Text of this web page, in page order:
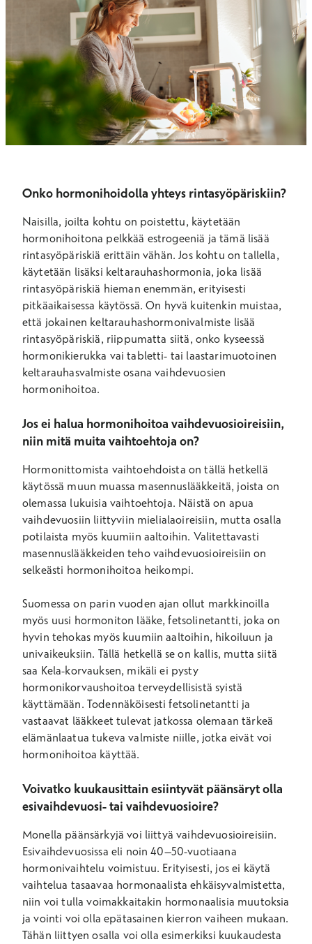
Onko hormonihoidolla yhteys rintasyöpäriskiin?
Naisilla, joilta kohtu on poistettu, käytetään
hormonihoitona pelkkää estrogeeniä ja tämä lisää
rintasyöpäriskiä erittäin vähän. Jos kohtu on tallella,
käytetään lisäksi keltarauhashormonia, joka lisää
rintasyöpäriskiä hieman enemmän, erityisesti
pitkäaikaisessa käytössä. On hyvä kuitenkin muistaa,
että jokainen keltarauhashormonivalmiste lisää
rintasyöpäriskiä, riippumatta siitä, onko kyseessä
hormonikierukka vai tabletti- tai laastarimuotoinen
keltarauhasvalmiste osana vaihdevuosien
hormonihoitoa.
Jos ei halua hormonihoitoa vaihdevuosioireisiin,
niin mitä muita vaihtoehtoja on?
Hormonittomista vaihtoehdoista on tällä hetkellä
käytössä muun muassa masennuslääkkeitä, joista on
olemassa lukuisia vaihtoehtoja. Näistä on apua
vaihdevuosiin liittyviin mielialaoireisiin, mutta osalla
potilaista myös kuumiin aaltoihin. Valitettavasti
masennuslääkkeiden teho vaihdevuosioireisiin on
selkeästi hormonihoitoa heikompi.
Suomessa on parin vuoden ajan ollut markkinoilla
myös uusi hormoniton lääke, fetsolinetantti, joka on
hyvin tehokas myös kuumiin aaltoihin, hikoiluun ja
univaikeuksiin. Tällä hetkellä se on kallis, mutta siitä
saa Kela-korvauksen, mikäli ei pysty
hormonikorvaushoitoa terveydellisistä syistä
käyttämään. Todennäköisesti fetsolinetantti ja
vastaavat lääkkeet tulevat jatkossa olemaan tärkeä
elämänlaatua tukeva valmiste niille, jotka eivät voi
hormonihoitoa käyttää.
Voivatko kuukausittain esiintyvät päänsäryt olla
esivaihdevuosi- tai vaihdevuosioire?
Monella päänsärkyjä voi liittyä vaihdevuosioireisiin.
Esivaihdevuosissa eli noin 40–50-vuotiaana
hormonivaihtelu voimistuu. Erityisesti, jos ei käytä
vaihtelua tasaavaa hormonaalista ehkäisyvalmistetta,
niin voi tulla voimakkaitakin hormonaalisia muutoksia
ja vointi voi olla epätasainen kierron vaiheen mukaan.
Tähän liittyen osalla voi olla esimerkiksi kuukaudesta